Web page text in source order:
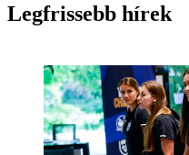
Legfrissebb hírek